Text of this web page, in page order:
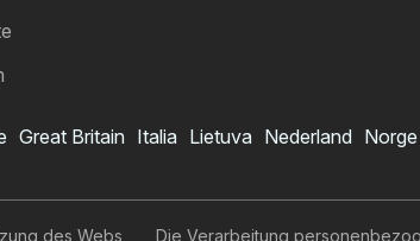
Great Britain Italia Lietuva Nederland Norge
des Webs Die Verarbeitung